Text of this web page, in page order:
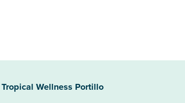
Wellness Portillo